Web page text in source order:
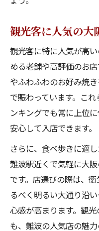
観光客に人気の大
観光客に特に人気が高
める老舗や高評価のお
やふわふわのお好み焼
で賑わっています。こ
ンキングでも常に上位
安心して入店できます。
さらに、食べ歩きに適
難波駅近くで気軽に大
です。店選びの際は、
るべく明るい大通り沿
心感が高まります。観
も、難波の人気店の魅力